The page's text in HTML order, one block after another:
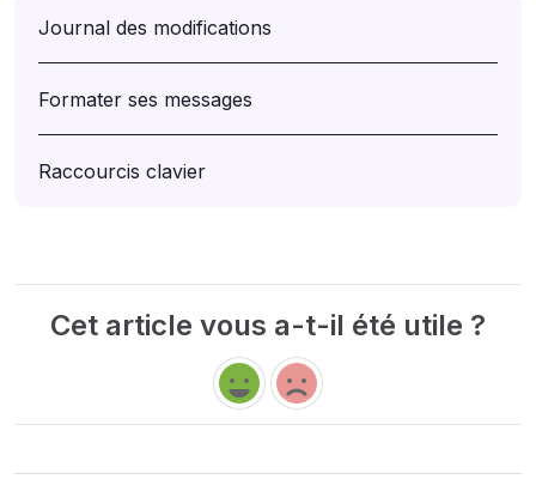
Journal des modifications
Formater ses messages
Raccourcis clavier
Cet article vous a-t-il été utile ?